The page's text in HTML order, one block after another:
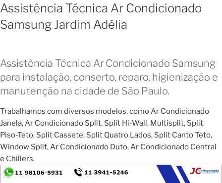
Assistência Técnica Ar Condicionado
Samsung Jardim Adélia
Assistência Técnica Ar Condicionado Samsung
para instalação, conserto, reparo, higienização e
manutenção na cidade de São Paulo.
Trabalhamos com diversos modelos, como Ar Condicionado
Janela, Ar Condicionado Split, Split Hi-Wall, Multisplit, Split
Piso-Teto, Split Cassete, Split Quatro Lados, Split Canto Teto,
Window Split, Ar Condicionado Duto, Ar Condicionado Central
e Chillers.